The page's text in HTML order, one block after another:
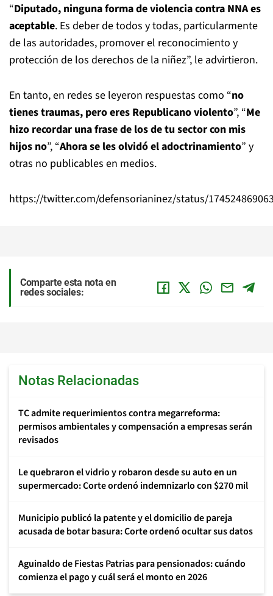
“Diputado, ninguna forma de violencia contra NNA es
aceptable. Es deber de todos y todas, particularmente
de las autoridades, promover el reconocimiento y
protección de los derechos de la niñez”, le advirtieron.
En tanto, en redes se leyeron respuestas como “no
tienes traumas, pero eres Republicano violento”, “Me
hizo recordar una frase de los de tu sector con mis
hijos no”, “Ahora se les olvidó el adoctrinamiento” y
otras no publicables en medios.
https://twitter.com/defensorianinez/status/
Comparte esta nota en
redes sociales:
Notas Relacionadas
TC admite requerimientos contra megarreforma:
permisos ambientales y compensación a empresas serán
revisados
Le quebraron el vidrio y robaron desde su auto en un
supermercado: Corte ordenó indemnizarlo con $270 mil
Municipio publicó la patente y el domicilio de pareja
acusada de botar basura: Corte ordenó ocultar sus datos
Aguinaldo de Fiestas Patrias para pensionados: cuándo
comienza el pago y cuál será el monto en 2026